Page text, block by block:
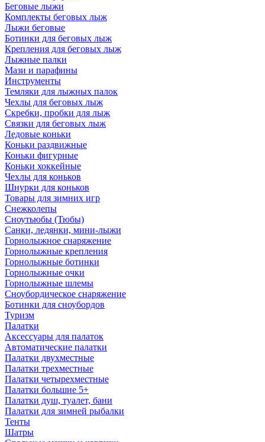
Беговые лыжи
Комплекты беговых лыж
Лыжи беговые
Ботинки для беговых лыж
Крепления для беговых лыж
Лыжные палки
Мази и парафины
Инструменты
Темляки для лыжных палок
Чехлы для беговых лыж
Скребки, пробки для лыж
Связки для беговых лыж
Ледовые коньки
Коньки раздвижные
Коньки фигурные
Коньки хоккейные
Чехлы для коньков
Шнурки для коньков
Товары для зимних игр
Снежколепы
Сноутьюбы (Тюбы)
Санки, ледянки, мини-лыжи
Горнолыжное снаряжение
Горнолыжные крепления
Горнолыжные ботинки
Горнолыжные очки
Горнолыжные шлемы
Сноубордическое снаряжение
Ботинки для сноубордов
Туризм
Палатки
Аксессуары для палаток
Автоматические палатки
Палатки двухместные
Палатки трехместные
Палатки четырехместные
Палатки большие 5+
Палатки душ, туалет, бани
Палатки для зимней рыбалки
Тенты
Шатры